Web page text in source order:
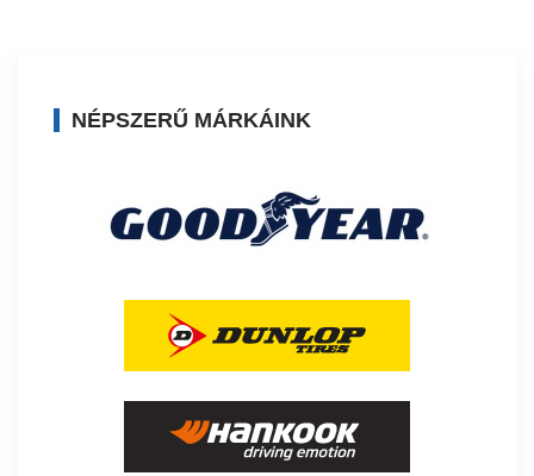
NÉPSZERŰ MÁRKÁINK